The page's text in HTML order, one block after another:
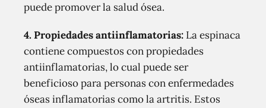
puede promover la salud ósea.
4.Propiedades antiinflamatorias: La espinaca
contiene compuestos con propiedades
antiinflamatorias, lo cual puede ser
beneficioso para personas con enfermedades
óseas inflamatorias como la artritis. Estos